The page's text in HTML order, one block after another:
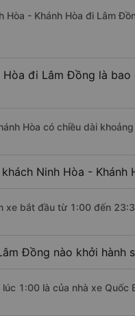
- Khánh Hòa đi Lâm
đi Lâm Đồng là bao
Hòa có chiều dài
Ninh Hòa - Khánh
xe bắt đầu từ 1:00 đến
Đồng nào khởi hành
1:00 là của nhà xe Quốc